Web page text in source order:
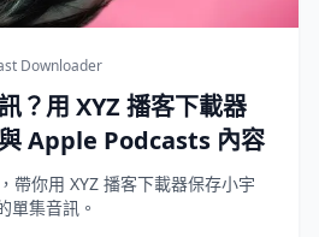
Downloader
？用 XYZ 播客下載器
Apple Podcasts 內容
帶你用 XYZ 播客下載器保存小宇
單集音訊。